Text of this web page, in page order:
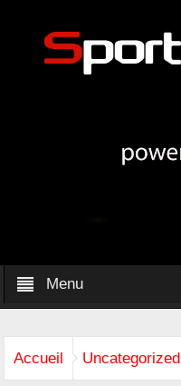
Menu
Accueil Uncategorized